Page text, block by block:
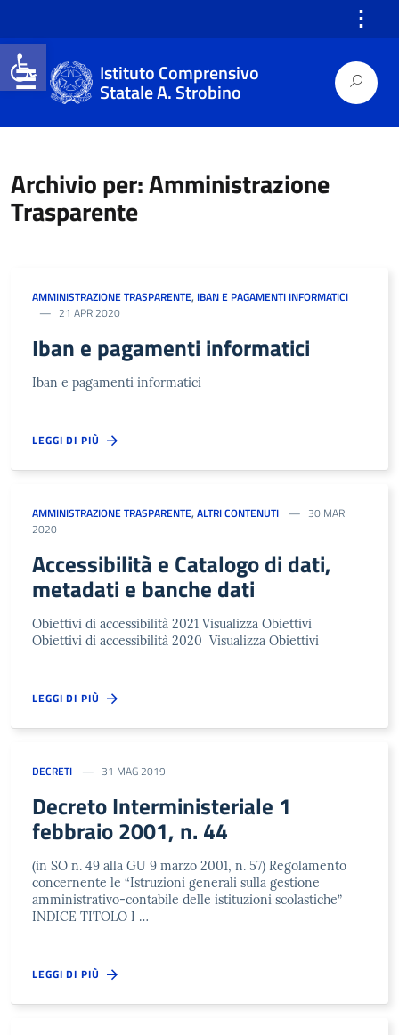
Open toolbar
⋮
Istituto Comprensivo
Statale A. Strobino
Archivio per: Amministrazione
Trasparente
AMMINISTRAZIONE TRASPARENTE, IBAN E PAGAMENTI INFORMATICI
21 APR 2020
Iban e pagamenti informatici
Iban e pagamenti informatici
LEGGI DI PIÙ
AMMINISTRAZIONE TRASPARENTE, ALTRI CONTENUTI
30 MAR
2020
Accessibilità e Catalogo di dati,
metadati e banche dati
Obiettivi di accessibilità 2021 Visualizza Obiettivi
Obiettivi di accessibilità 2020 Visualizza Obiettivi
LEGGI DI PIÙ
DECRETI 31 MAG 2019
Decreto Interministeriale 1
febbraio 2001, n. 44
(in SO n. 49 alla GU 9 marzo 2001, n. 57) Regolamento
concernente le “Istruzioni generali sulla gestione
amministrativo-contabile delle istituzioni scolastiche”
INDICE TITOLO I …
LEGGI DI PIÙ